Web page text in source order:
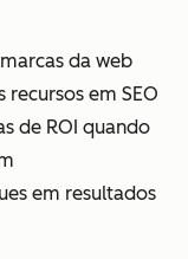
da web
em SEO
de ROI quando
em resultados